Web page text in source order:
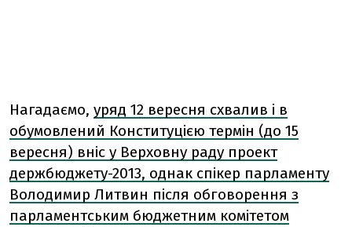
Нагадаємо, уряд 12 вересня схвалив і в
обумовлений Конституцією термін (до 15
вересня) вніс у Верховну раду проект
держбюджету-2013, однак спікер парламенту
Володимир Литвин після обговорення з
парламентським бюджетним комітетом